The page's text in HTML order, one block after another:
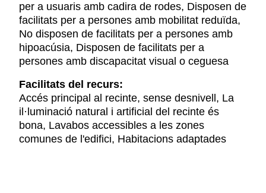
per a usuaris amb cadira de rodes, Disposen de
facilitats per a persones amb mobilitat reduïda,
No disposen de facilitats per a persones amb
hipoacúsia, Disposen de facilitats per a
persones amb discapacitat visual o ceguesa
Facilitats del recurs:
Accés principal al recinte, sense desnivell, La
il·luminació natural i artificial del recinte és
bona, Lavabos accessibles a les zones
comunes de l'edifici, Habitacions adaptades